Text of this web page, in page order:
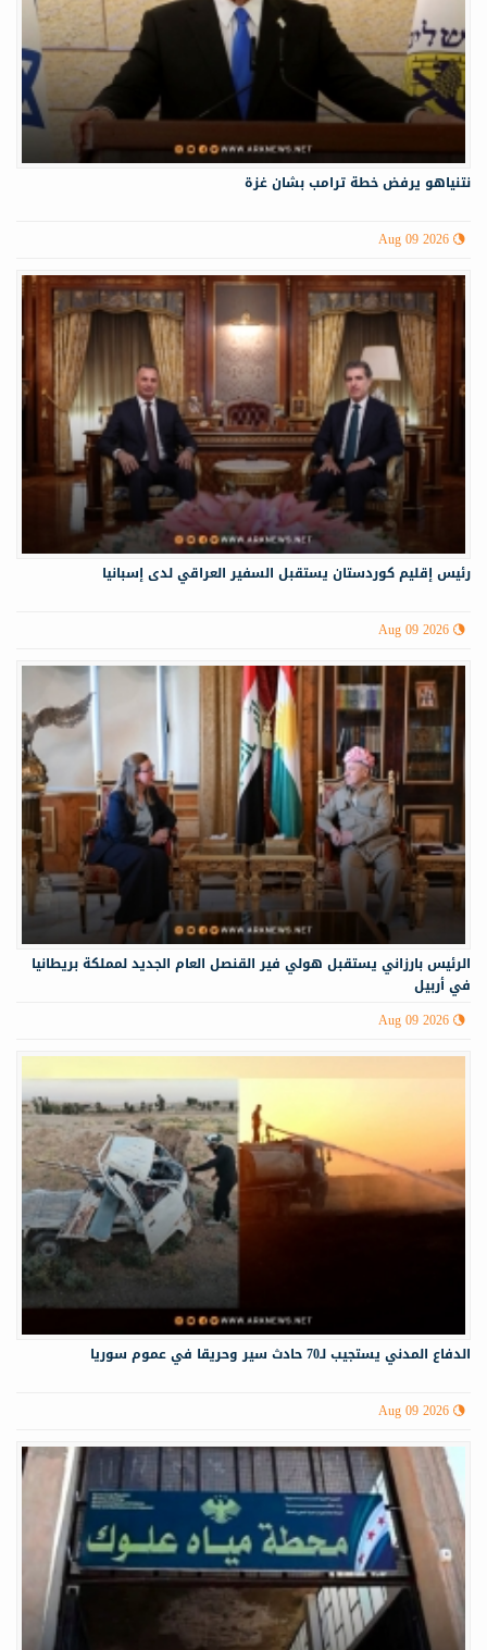
نتنياهو يرفض خطة ترامب بشان غزة
Aug 09 2026
رئيس إقليم كوردستان يستقبل السفير العراقي لدى إسبانيا
Aug 09 2026
الرئيس بارزاني يستقبل هولي فير القنصل العام الجديد لمملكة بريطانيا
في أربيل
Aug 09 2026
الدفاع المدني يستجيب لـ70 حادث سير وحريقا في عموم سوريا
Aug 09 2026